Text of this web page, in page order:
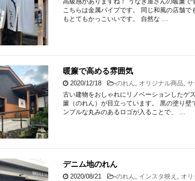
こちらは金属パイプです。 同じ和風の店舗
もとてもかっこいいです。 自然な …
暖簾で高める雰囲気
2020/12/18 -のれん, オリジナル商品, サ
古い建物をおしゃれにリノベーションしたゲ
簾（のれん）が目立っています。 黒の塗り
ンプルな丸みのあるロゴが入ることで、 …
デニム地のれん
2020/08/21 -のれん, インスタ映え , オ